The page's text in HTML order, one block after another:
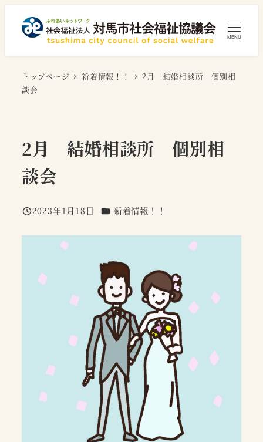
MENU
トップページ 新着情報！！
2月 結婚相談所 個別相
談会
2月 結婚相談所 個別相
談会
投稿日
2023年1月18日 カテゴリー
新着情報！！